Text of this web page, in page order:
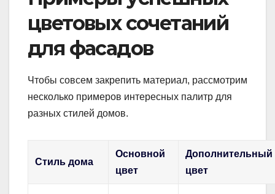
цветовых сочетаний
для фасадов
Чтобы совсем закрепить материал, рассмотрим
несколько примеров интересных палитр для
разных стилей домов.
Стиль дома
Основной
цвет
Дополнительный
цвет